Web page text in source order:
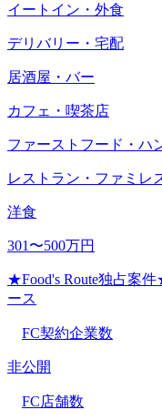
イートイン・外食
デリバリー・宅配
居酒屋・バー
カフェ・喫茶店
ファーストフード・ハ
レストラン・ファミレ
洋食
301〜500万円
★Food's Route独占案
ース
FC契約企業数
非公開
FC店舗数